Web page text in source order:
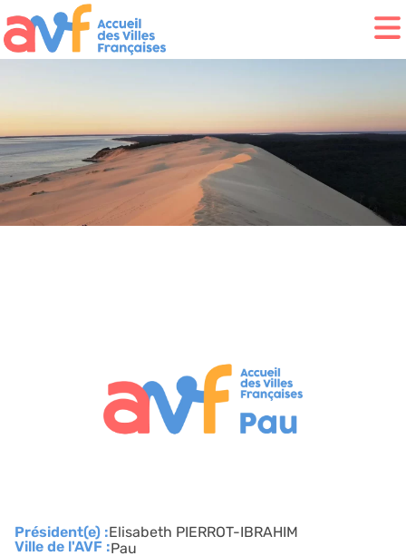
Président(e) :Elisabeth PIERROT-IBRAHIM
Ville de l'AVF :Pau